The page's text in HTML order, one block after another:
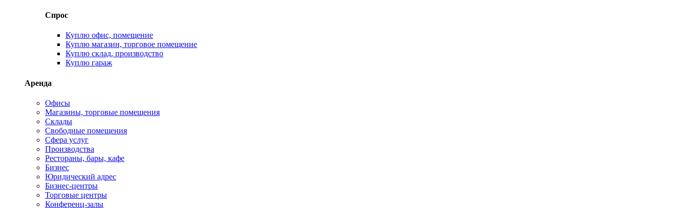
Спрос
Куплю офис, помещение
Куплю магазин, торговое помещение
Куплю склад, производство
Куплю гараж
Аренда
Офисы
Магазины, торговые помещения
Склады
Свободные помещения
Сфера услуг
Производства
Рестораны, бары, кафе
Бизнес
Юридический адрес
Бизнес-центры
Торговые центры
Конференц-залы